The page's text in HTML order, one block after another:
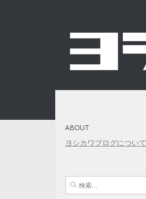
ABOUT
ヨシカワブログについて
検
索: